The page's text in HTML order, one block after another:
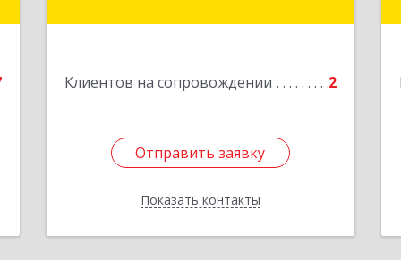
Клиентов на сопровождении 2
Отправить заявку
Показать контакты
Отправить заявку
Назад